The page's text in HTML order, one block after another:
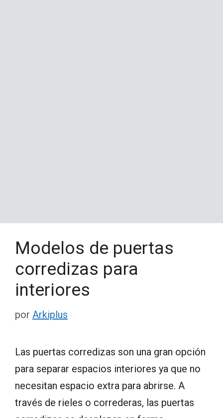
Modelos de puertas
corredizas para
interiores
por Arkiplus
Las puertas corredizas son una gran opción
para separar espacios interiores ya que no
necesitan espacio extra para abrirse. A
través de rieles o correderas, las puertas